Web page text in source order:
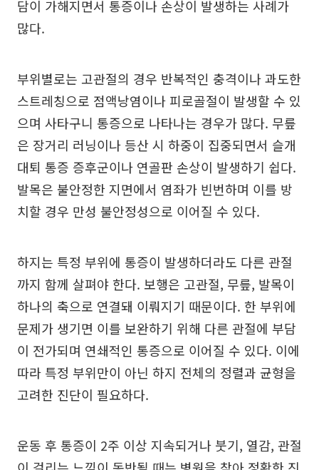
담이 가해지면서 통증이나 손상이 발생하는 사례가
많다.
부위별로는 고관절의 경우 반복적인 충격이나 과도한
스트레칭으로 점액낭염이나 피로골절이 발생할 수 있
으며 사타구니 통증으로 나타나는 경우가 많다. 무릎
은 장거리 러닝이나 등산 시 하중이 집중되면서 슬개
대퇴 통증 증후군이나 연골판 손상이 발생하기 쉽다.
발목은 불안정한 지면에서 염좌가 빈번하며 이를 방
치할 경우 만성 불안정성으로 이어질 수 있다.
하지는 특정 부위에 통증이 발생하더라도 다른 관절
까지 함께 살펴야 한다. 보행은 고관절, 무릎, 발목이
하나의 축으로 연결돼 이뤄지기 때문이다. 한 부위에
문제가 생기면 이를 보완하기 위해 다른 관절에 부담
이 전가되며 연쇄적인 통증으로 이어질 수 있다. 이에
따라 특정 부위만이 아닌 하지 전체의 정렬과 균형을
고려한 진단이 필요하다.
운동 후 통증이 2주 이상 지속되거나 붓기, 열감, 관절